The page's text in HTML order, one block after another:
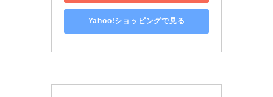
Yahoo!ショッピングで見る